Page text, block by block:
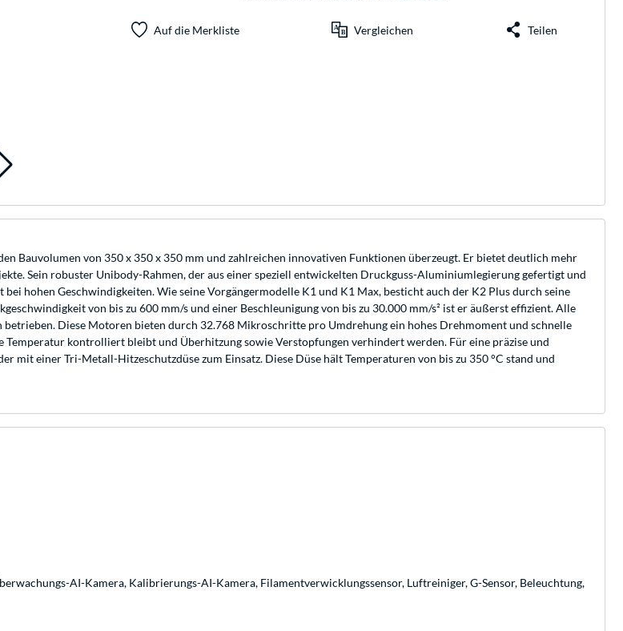
Auf die Merkliste Vergleichen Teilen
Bauvolumen von 350 x 350 x 350 mm und zahlreichen innovativen Funktionen überzeugt. Er bietet deutlich mehr
Sein robuster Unibody-Rahmen, der aus einer speziell entwickelten Druckguss-Aluminiumlegierung gefertigt und
hohen Geschwindigkeiten. Wie seine Vorgängermodelle K1 und K1 Max, besticht auch der K2 Plus durch seine
von bis zu 600 mm/s und einer Beschleunigung von bis zu 30.000 mm/s² ist er äußerst effizient. Alle
Diese Motoren bieten durch 32.768 Mikroschritte pro Umdrehung ein hohes Drehmoment und schnelle
Temperatur kontrolliert bleibt und Überhitzung sowie Verstopfungen verhindert werden. Für eine präzise und
einer Tri-Metall-Hitzeschutzdüse zum Einsatz. Diese Düse hält Temperaturen von bis zu 350 °C stand und
AI-Kamera, Kalibrierungs-AI-Kamera, Filamentverwicklungssensor, Luftreiniger, G-Sensor, Beleuchtung,